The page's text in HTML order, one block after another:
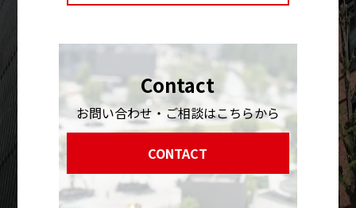
Contact
お問い合わせ・ご相談はこちらから
CONTACT